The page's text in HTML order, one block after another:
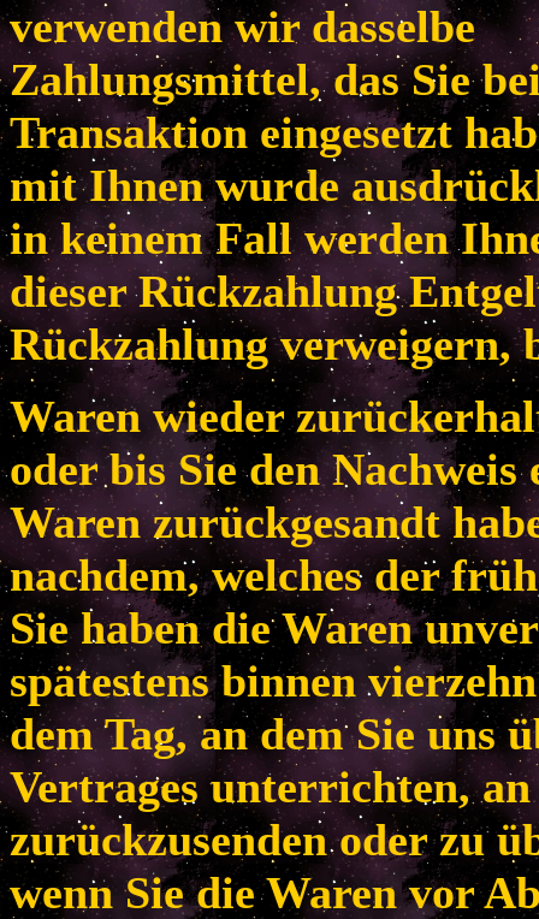
verwenden wir dasselbe
Zahlungsmittel, das Sie
Transaktion eingesetzt
mit Ihnen wurde
in keinem Fall werden
dieser Rückzahlung
Rückzahlung verweigern,
Waren wieder
oder bis Sie den
Waren zurückgesandt
nachdem, welches der
Sie haben die Waren
spätestens binnen
dem Tag, an dem Sie uns
Vertrages unterrichten, an
zurückzusenden oder zu
wenn Sie die Waren vor